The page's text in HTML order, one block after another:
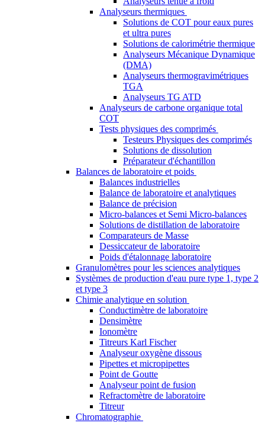
Analyseurs thermiques
Solutions de COT pour eaux pures
et ultra pures
Solutions de calorimétrie thermique
Analyseurs Mécanique Dynamique
(DMA)
Analyseurs thermogravimétriques
TGA
Analyseurs TG ATD
Analyseurs de carbone organique total
COT
Tests physiques des comprimés
Testeurs Physiques des comprimés
Solutions de dissolution
Préparateur d'échantillon
Balances de laboratoire et poids
Balances industrielles
Balance de laboratoire et analytiques
Balance de précision
Micro-balances et Semi Micro-balances
Solutions de distillation de laboratoire
Comparateurs de Masse
Dessiccateur de laboratoire
Poids d'étalonnage laboratoire
Granulomètres pour les sciences analytiques
Systèmes de production d'eau pure type 1, type 2
et type 3
Chimie analytique en solution
Conductimètre de laboratoire
Densimètre
Ionomètre
Titreurs Karl Fischer
Analyseur oxygène dissous
Pipettes et micropipettes
Point de Goutte
Analyseur point de fusion
Refractomètre de laboratoire
Titreur
Chromatographie